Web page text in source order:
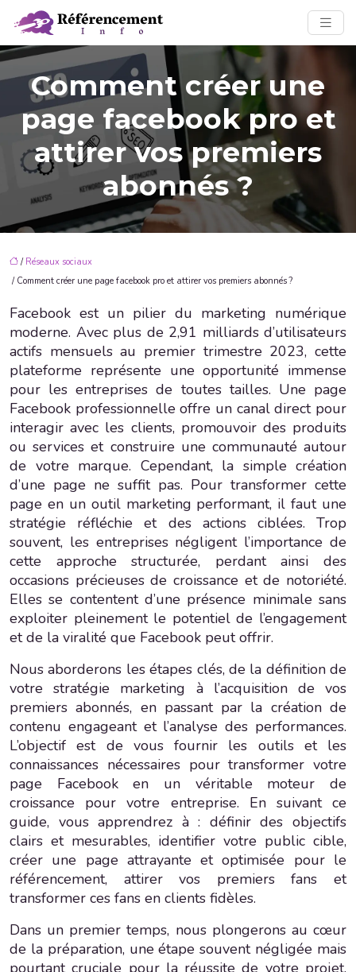
Comment créer une
page facebook pro et
attirer vos premiers
abonnés ?
/ Réseaux sociaux
/ Comment créer une page facebook pro et attirer vos premiers abonnés ?
Facebook est un pilier du marketing numérique
moderne. Avec plus de 2,91 milliards d’utilisateurs
actifs mensuels au premier trimestre 2023, cette
plateforme représente une opportunité immense
pour les entreprises de toutes tailles. Une page
Facebook professionnelle offre un canal direct pour
interagir avec les clients, promouvoir des produits
ou services et construire une communauté autour
de votre marque. Cependant, la simple création
d’une page ne suffit pas. Pour transformer cette
page en un outil marketing performant, il faut une
stratégie réfléchie et des actions ciblées. Trop
souvent, les entreprises négligent l’importance de
cette approche structurée, perdant ainsi des
occasions précieuses de croissance et de notoriété.
Elles se contentent d’une présence minimale sans
exploiter pleinement le potentiel de l’engagement
et de la viralité que Facebook peut offrir.
Nous aborderons les étapes clés, de la définition de
votre stratégie marketing à l’acquisition de vos
premiers abonnés, en passant par la création de
contenu engageant et l’analyse des performances.
L’objectif est de vous fournir les outils et les
connaissances nécessaires pour transformer votre
page Facebook en un véritable moteur de
croissance pour votre entreprise. En suivant ce
guide, vous apprendrez à : définir des objectifs
clairs et mesurables, identifier votre public cible,
créer une page attrayante et optimisée pour le
référencement, attirer vos premiers fans et
transformer ces fans en clients fidèles.
Dans un premier temps, nous plongerons au cœur
de la préparation, une étape souvent négligée mais
pourtant cruciale pour la réussite de votre projet.